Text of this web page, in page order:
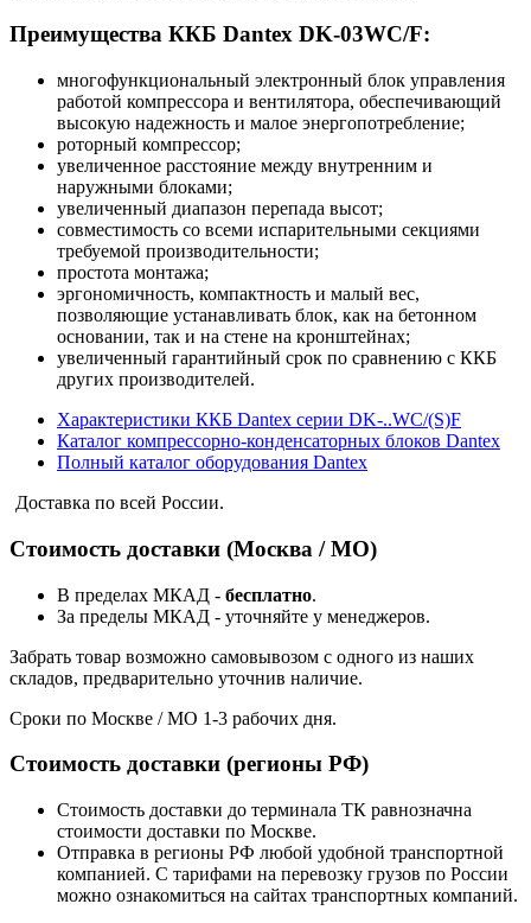
Преимущества ККБ Dantex DK-03WC/F:
многофункциональный электронный блок управления
работой компрессора и вентилятора, обеспечивающий
высокую надежность и малое энергопотребление;
роторный компрессор;
увеличенное расстояние между внутренним и
наружными блоками;
увеличенный диапазон перепада высот;
совместимость со всеми испарительными секциями
требуемой производительности;
простота монтажа;
эргономичность, компактность и малый вес,
позволяющие устанавливать блок, как на бетонном
основании, так и на стене на кронштейнах;
увеличенный гарантийный срок по сравнению с ККБ
других производителей.
Характеристики ККБ Dantex серии DK-..WC/(S)F
Каталог компрессорно-конденсаторных блоков Dantex
Полный каталог оборудования Dantex
Доставка по всей России.
Стоимость доставки (Москва / МО)
В пределах МКАД - бесплатно.
За пределы МКАД - уточняйте у менеджеров.
Забрать товар возможно самовывозом с одного из наших
складов, предварительно уточнив наличие.
Сроки по Москве / МО 1-3 рабочих дня.
Стоимость доставки (регионы РФ)
Стоимость доставки до терминала ТК равнозначна
стоимости доставки по Москве.
Отправка в регионы РФ любой удобной транспортной
компанией. С тарифами на перевозку грузов по России
можно ознакомиться на сайтах транспортных компаний.